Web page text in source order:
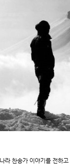
라 찬송가 이야기를 전하고